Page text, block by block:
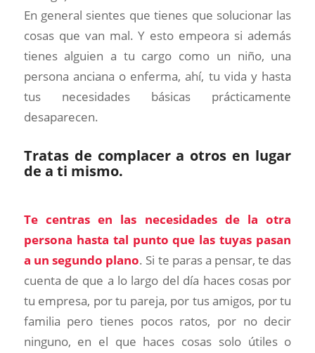
En general sientes que tienes que solucionar las
cosas que van mal. Y esto empeora si además
tienes alguien a tu cargo como un niño, una
persona anciana o enferma, ahí, tu vida y hasta
tus necesidades básicas prácticamente
desaparecen.
Tratas de complacer a otros en lugar
de a ti mismo.
Te centras en las necesidades de la otra
persona hasta tal punto que las tuyas pasan
a un segundo plano. Si te paras a pensar, te das
cuenta de que a lo largo del día haces cosas por
tu empresa, por tu pareja, por tus amigos, por tu
familia pero tienes pocos ratos, por no decir
ninguno, en el que haces cosas solo útiles o